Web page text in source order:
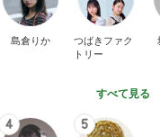
島倉りか
つばきファク
トリー
すべて見る
4 5